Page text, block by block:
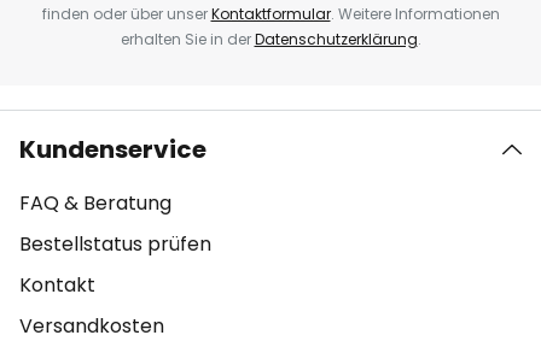
finden oder über unserKontaktformular. Weitere Informationen
erhalten Sie in derDatenschutzerklärung.
Kundenservice
FAQ & Beratung
Bestellstatus prüfen
Kontakt
Versandkosten